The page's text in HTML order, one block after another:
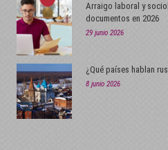
Arraigo laboral y
documentos en 2026
29 junio 2026
¿Qué países hablan
8 junio 2026